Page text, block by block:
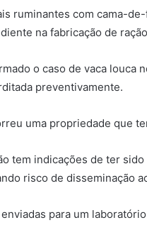
ruminantes com cama-
na fabricação de
o caso de vaca
preventivamente.
uma propriedade que
tem indicações de ter
risco de disseminação
para um